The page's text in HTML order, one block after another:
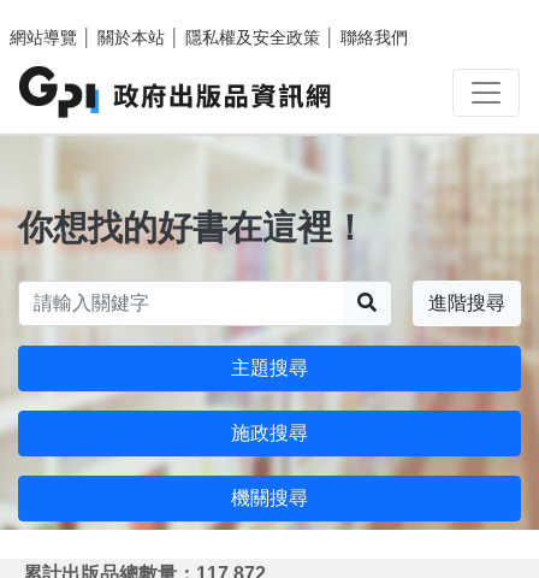
網站導覽
關於本站 隱私權及安全政策 聯絡我們
你想找的好書在這裡！
進階搜尋
主題搜尋
施政搜尋
機關搜尋
累計出版品總數量：117,872